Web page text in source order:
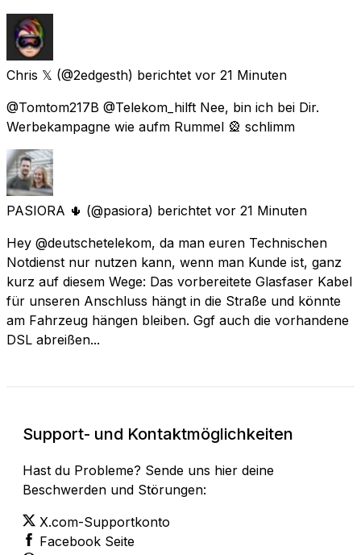
Chris 𝕏 (@2edgesth) berichtet vor 21 Minuten
@Tomtom217B @Telekom_hilft Nee, bin ich bei Dir.
Werbekampagne wie aufm Rummel 🎡 schlimm
PASIORA 🌵 (@pasiora) berichtet vor 21 Minuten
Hey @deutschetelekom, da man euren Technischen
Notdienst nur nutzen kann, wenn man Kunde ist, ganz
kurz auf diesem Wege: Das vorbereitete Glasfaser Kabel
für unseren Anschluss hängt in die Straße und könnte
am Fahrzeug hängen bleiben. Ggf auch die vorhandene
DSL abreißen...
Support- und Kontaktmöglichkeiten
Hast du Probleme? Sende uns hier deine
Beschwerden und Störungen:
X.com-Supportkonto
Facebook Seite